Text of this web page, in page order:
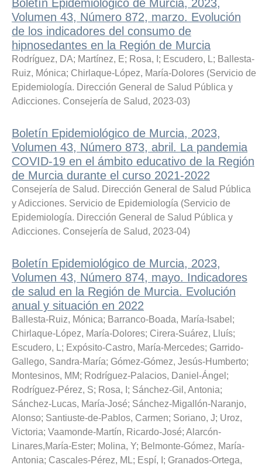
Boletín Epidemiológico de Murcia, 2023,
Volumen 43, Número 872, marzo. Evolución
de los indicadores del consumo de
hipnosedantes en la Región de Murcia
Rodríguez, DA; Martínez, E; Rosa, I ; Escudero, L; Ballesta-
Ruiz, Mónica; Chirlaque-López, María-Dolores (Servicio de
Epidemiología. Dirección General de Salud Pública y
Adicciones. Consejería de Salud, 2023-03)
Boletín Epidemiológico de Murcia, 2023,
Volumen 43, Número 873, abril. La pandemia
COVID-19 en el ámbito educativo de la Región
de Murcia durante el curso 2021-2022
Consejería de Salud. Dirección General de Salud Pública
y Adicciones. Servicio de Epidemiología (Servicio de
Epidemiología. Dirección General de Salud Pública y
Adicciones. Consejería de Salud, 2023-04)
Boletín Epidemiológico de Murcia, 2023,
Volumen 43, Número 874, mayo. Indicadores
de salud en la Región de Murcia. Evolución
anual y situación en 2022
Ballesta-Ruiz, Mónica; Barranco-Boada, María-Isabel ;
Chirlaque-López, María-Dolores; Cirera-Suárez, Lluís;
Escudero, L; Expósito-Castro, María-Mercedes; Garrido-
Gallego, Sandra-María; Gómez-Gómez, Jesús-Humberto;
Montesinos, MM; Rodríguez-Palacios, Daniel-Ángel ;
Rodríguez-Pérez, S; Rosa, I ; Sánchez-Gil, Antonia;
Sánchez-Lucas, María-José; Sánchez-Migallón-Naranjo,
Alonso; Santiuste-de-Pablos, Carmen; Soriano, J; Uroz,
Victoria; Vaamonde-Martín, Ricardo-José; Alarcón-
Linares,María-Ester; Molina, Y; Belmonte-Gómez, María-
Antonia; Cascales-Pérez, ML; Espí, I ; Granados-Ortega,